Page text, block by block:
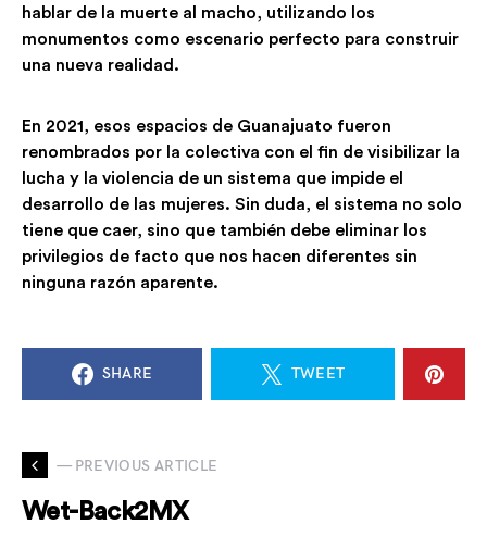
hablar de la muerte al macho, utilizando los
monumentos como escenario perfecto para construir
una nueva realidad.
En 2021, esos espacios de Guanajuato fueron
renombrados por la colectiva con el fin de visibilizar la
lucha y la violencia de un sistema que impide el
desarrollo de las mujeres. Sin duda, el sistema no solo
tiene que caer, sino que también debe eliminar los
privilegios de facto que nos hacen diferentes sin
ninguna razón aparente.
SHARE TWEET
— PREVIOUS ARTICLE
Wet-Back2MX